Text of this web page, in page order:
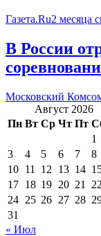
Газета.Ru2 месяца
В России
Московский
Август 2026
Пн Вт Ср Чт Пт
1
3
4 5 6 7 8
10 11 12 13 14
17 18 19 20 21 22
24 25 26 27 28
31
« Июл